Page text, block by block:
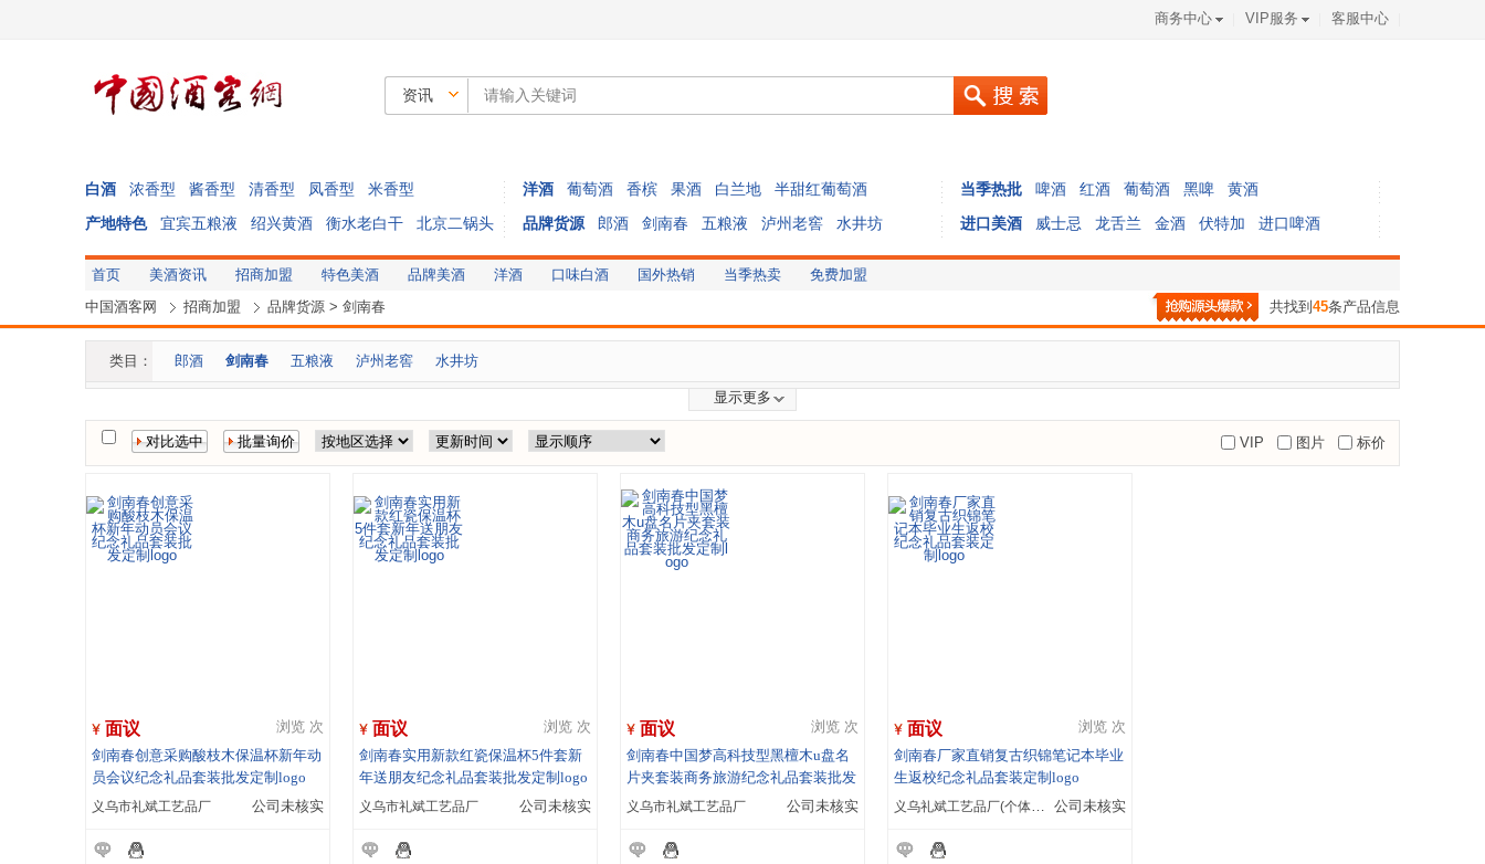
商务中心 VIP服务 客服中心
资讯
白酒 浓香型 酱香型 清香型 凤香型 米香型 洋酒 葡萄酒 香槟 果酒 白兰地 半甜红葡萄酒 当季热批 啤酒 红酒 葡萄酒 黑啤
黄酒
产地特色
宜宾五粮液 绍兴黄酒 衡水老白干 北京二锅头 品牌货源 郎酒 剑南春 五粮液 泸州老窖 水井坊 进口美酒 威士忌 龙舌兰 金酒 伏特加 进口啤酒
首页 美酒资讯 招商加盟 特色美酒 品牌美酒 洋酒 口味白酒 国外热销 当季热卖 免费加盟
中国酒客网 招商加盟 品牌货源 > 剑南春 共找到 45条产品信息
类目： 郎酒 剑南春 五粮液 泸州老窖 水井坊
显示更多
标价
图片
VIP
面议 浏览 次
剑南春创意采购酸枝木保温杯新年动
员会议纪念礼品套装批发定制logo
义乌市礼斌工艺品厂 公司未核实
面议 浏览 次
剑南春实用新款红瓷保温杯5件套新
年送朋友纪念礼品套装批发定制logo
义乌市礼斌工艺品厂 公司未核实
面议 浏览 次
剑南春中国梦高科技型黑檀木u盘名
片夹套装商务旅游纪念礼品套装批发
定制logo
义乌市礼斌工艺品厂 公司未核实
面议 浏览 次
剑南春厂家直销复古织锦笔记本毕业
生返校纪念礼品套装定制logo
义乌礼斌工艺品厂(个体经营) 公司未核实